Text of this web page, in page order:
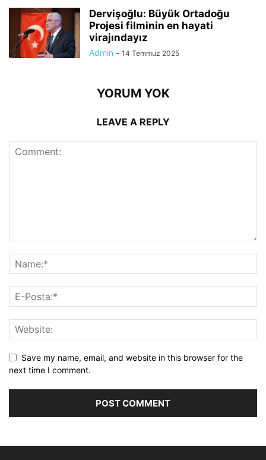
Dervişoğlu: Büyük Ortadoğu
Projesi filminin en hayati
virajındayız
Admin - 14 Temmuz 2025
YORUM YOK
LEAVE A REPLY
Save my name, email, and website in this browser for the
next time I comment.